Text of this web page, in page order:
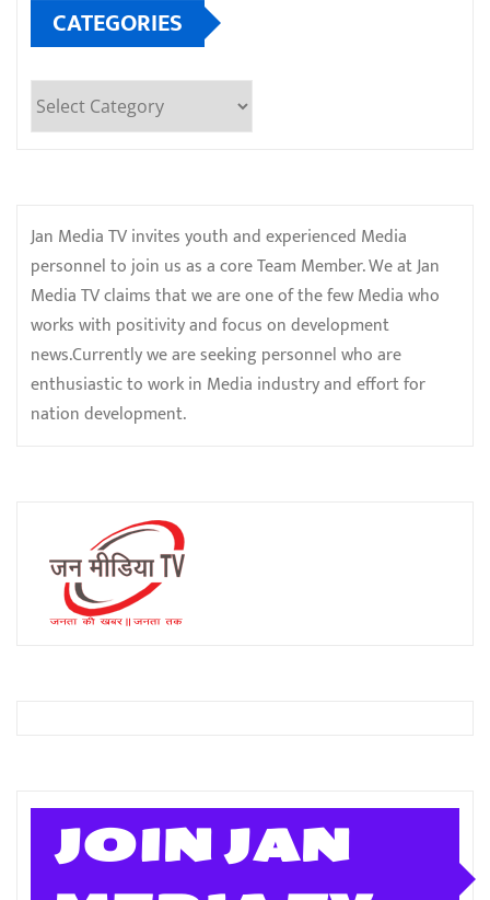
CATEGORIES
Categories
Jan Media TV invites youth and experienced Media
personnel to join us as a core Team Member. We at Jan
Media TV claims that we are one of the few Media who
works with positivity and focus on development
news.Currently we are seeking personnel who are
enthusiastic to work in Media industry and effort for
nation development.
JOIN JAN